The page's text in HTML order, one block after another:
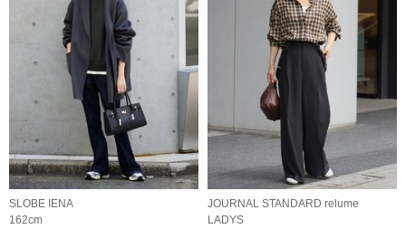
SLOBE IENA
162cm
JOURNAL STANDARD relume
LADYS